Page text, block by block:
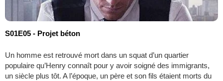
S01E05 - Projet béton
Un homme est retrouvé mort dans un squat d’un quartier
populaire qu’Henry connaît pour y avoir soigné des immigrants,
un siècle plus tôt. A l’époque, un père et son fils étaient morts du